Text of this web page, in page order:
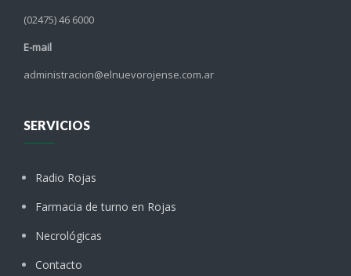
(02475) 46 6000
E-mail
administracion@elnuevorojense.com.ar
SERVICIOS
Radio Rojas
Farmacia de turno en Rojas
Necrológicas
Contacto